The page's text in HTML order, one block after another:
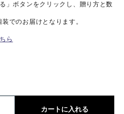
」ボタンをクリックし、贈り方と数
でのお届けとなります。
ら
カートに入れる